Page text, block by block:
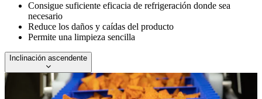
Consigue suficiente eficacia de refrigeración donde sea
necesario
Reduce los daños y caídas del producto
Permite una limpieza sencilla
Inclinación ascendente